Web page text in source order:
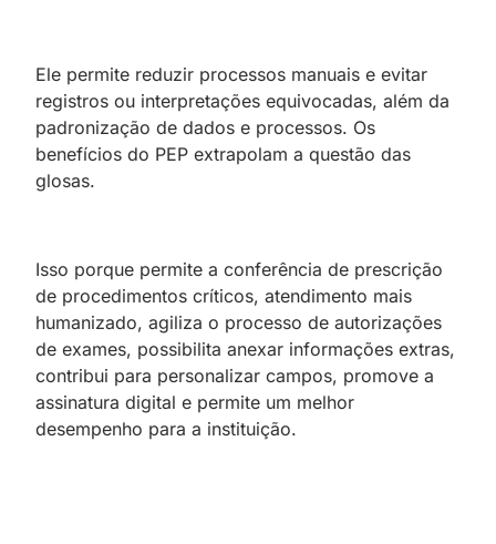
Ele permite reduzir processos manuais e evitar
registros ou interpretações equivocadas, além da
padronização de dados e processos. Os
benefícios do PEP extrapolam a questão das
glosas.
Isso porque permite a conferência de prescrição
de procedimentos críticos, atendimento mais
humanizado, agiliza o processo de autorizações
de exames, possibilita anexar informações extras,
contribui para personalizar campos, promove a
assinatura digital e permite um melhor
desempenho para a instituição.